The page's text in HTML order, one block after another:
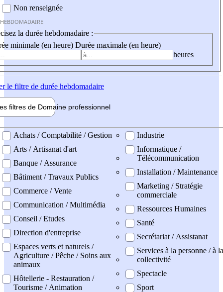
Non renseignée
la durée hebdomadaire :
minimale (en heure) Durée maximale (en heure)
heures
le filtre de durée hebdomadaire
filtres de Domaine professionnel
professionel
Achats / Comptabilité / Gestion
Arts / Artisanat d'art
Banque / Assurance
Bâtiment / Travaux Publics
Commerce / Vente
Communication / Multimédia
Conseil / Etudes
Direction d'entreprise
Espaces verts et naturels /
Agriculture / Pêche / Soins aux
animaux
Hôtellerie - Restauration /
Tourisme / Animation
Industrie
Informatique /
Télécommunication
Installation / Maintenance
Marketing / Stratégie
commerciale
Ressources Humaines
Santé
Secrétariat / Assistanat
Services à la personne / à la
collectivité
Spectacle
Sport